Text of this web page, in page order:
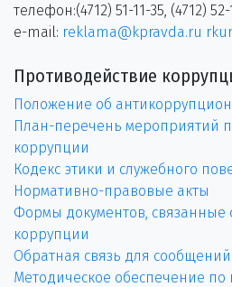
телефон:(4712) 51-11-35, (4712)
e-mail: reklama@kpravda.ru
Противодействие
Положение об
План-перечень мероприятий
коррупции
Кодекс этики и служебного
Нормативно-правовые акты
Формы документов, связанные
коррупции
Обратная связь для
Методическое обеспечение